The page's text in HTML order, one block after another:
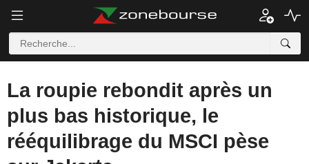
La roupie rebondit après un
plus bas historique, le
rééquilibrage du MSCI pèse